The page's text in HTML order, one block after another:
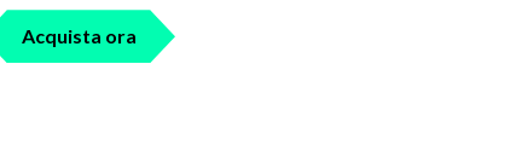
Acquista ora